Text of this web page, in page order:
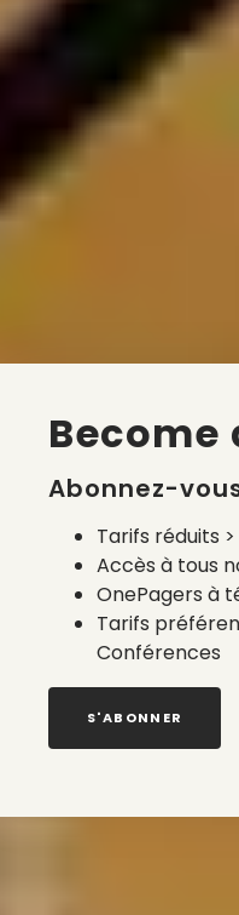
Become
Abonnez-
Tarifs réduits
Accès à tous
OnePagers à
Tarifs
Conférences
S'ABONNER